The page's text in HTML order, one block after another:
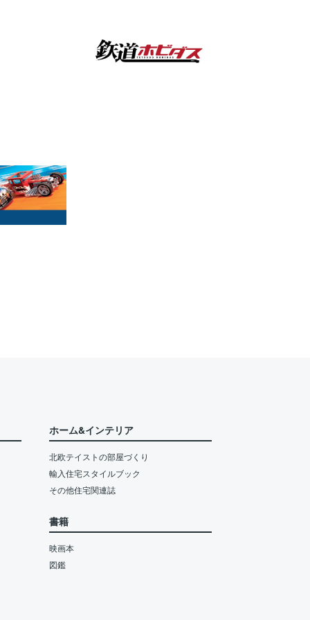
ホーム&インテリア
北欧テイストの部屋づくり
輸入住宅スタイルブック
その他住宅関連誌
書籍
映画本
図鑑